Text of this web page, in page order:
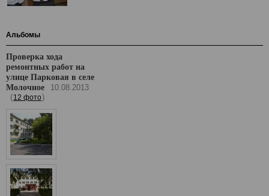
Альбомы
Проверка хода
ремонтных работ на
улице Парковая в селе
Молочное
10.08.2013
(12 фото)